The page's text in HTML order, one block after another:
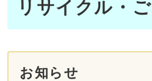
リサイクル・
お知らせ